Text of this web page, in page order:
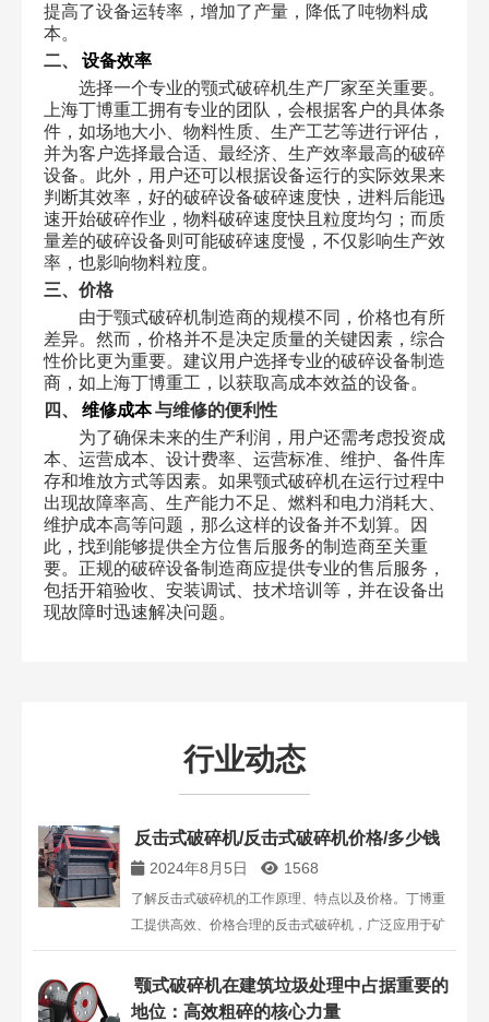
提高了设备运转率，增加了产量，降低了吨物料成
本。
二、
设备效率
选择一个专业的颚式破碎机生产厂家至关重要。
上海丁博重工拥有专业的团队，会根据客户的具体条
件，如场地大小、物料性质、生产工艺等进行评估，
并为客户选择最合适、最经济、生产效率最高的破碎
设备。此外，用户还可以根据设备运行的实际效果来
判断其效率，好的破碎设备破碎速度快，进料后能迅
速开始破碎作业，物料破碎速度快且粒度均匀；而质
量差的破碎设备则可能破碎速度慢，不仅影响生产效
率，也影响物料粒度。
三、价格
由于颚式破碎机制造商的规模不同，价格也有所
差异。然而，价格并不是决定质量的关键因素，综合
性价比更为重要。建议用户选择专业的破碎设备制造
商，如上海丁博重工，以获取高成本效益的设备。
四、
维修成本与维修的便利性
为了确保未来的生产利润，用户还需考虑投资成
本、运营成本、设计费率、运营标准、维护、备件库
存和堆放方式等因素。如果颚式破碎机在运行过程中
出现故障率高、生产能力不足、燃料和电力消耗大、
维护成本高等问题，那么这样的设备并不划算。因
此，找到能够提供全方位售后服务的制造商至关重
要。正规的破碎设备制造商应提供专业的售后服务，
包括开箱验收、安装调试、技术培训等，并在设备出
现故障时迅速解决问题。
行业动态
反击式破碎机/反击式破碎机价格/多少钱
2024年8月5日 1568
了解反击式破碎机的工作原理、特点以及价格。丁博重
工提供高效、价格合理的反击式破碎机，广泛应用于矿
石和岩石的中细碎作业。点击查看详细信息与价格咨
询。
颚式破碎机在建筑垃圾处理中占据重要的
地位：高效粗碎的核心力量